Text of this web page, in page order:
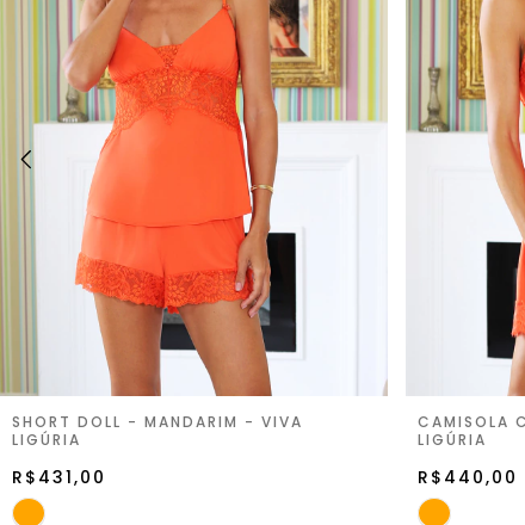
SHORT DOLL - MANDARIM - VIVA
LIGÚRIA
R$431,00
CAMISOLA
LIGÚRIA
R$440,00